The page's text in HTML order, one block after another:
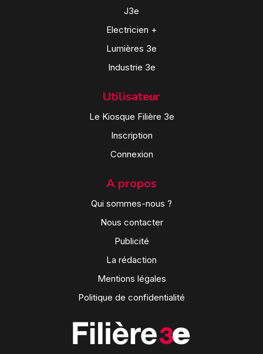
J3e
Electricien +
Lumières 3e
Industrie 3e
Utilisateur
Le Kiosque Filière 3e
Inscription
Connexion
A propos
Qui sommes-nous ?
Nous contacter
Publicité
La rédaction
Mentions légales
Politique de confidentialité